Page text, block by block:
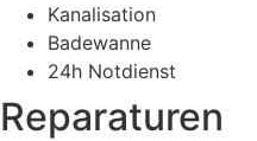
Kanalisation
Badewanne
24h Notdienst
Reparaturen